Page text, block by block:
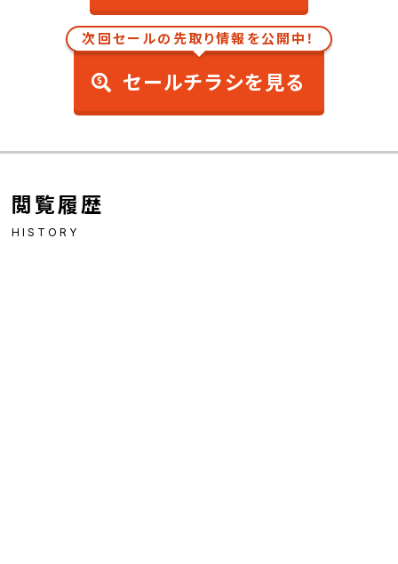
次回セールの先取り情報を公開中！
セールチラシを見る
閲覧履歴
HISTORY